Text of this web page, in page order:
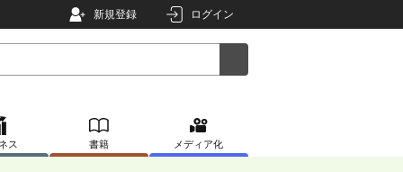
新規登録 ログイン
ス 書籍 メディア化